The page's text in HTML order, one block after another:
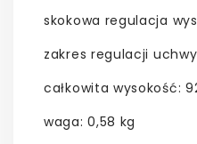
skokowa regulacja
zakres regulacji
całkowita wysokość:
waga: 0,58 kg